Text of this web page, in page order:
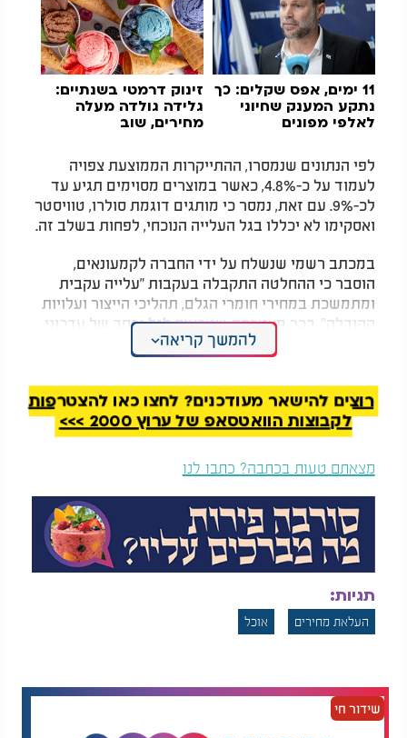
11 ימים, אפס שקלים: כך
נתקע המענק שחיוני
לאלפי מפונים
זינוק דרמטי בשנתיים:
גלידה גולדה מעלה
מחירים, שוב
לפי הנתונים שנמסרו, ההתייקרות הממוצעת צפויה
לעמוד על כ-4.8%, כאשר במוצרים מסוימים תגיע עד
לכ-9%. עם זאת, נמסר כי מותגים דוגמת סולרו, טוויסטר
ואסקימו לא יכללו בגל העלייה הנוכחי, לפחות בשלב זה.
במכתב רשמי שנשלח על ידי החברה לקמעונאים,
הוסבר כי ההחלטה התקבלה בעקבות "עלייה עקבית
ומתמשכת במחירי חומרי הגלם, תהליכי הייצור ועלויות
ההובלה". בכך מצטרפת שטראוס לגל נרחב של עדכוני
מחירים בענף המזון, כאשר יצרנים נוספים כבר הודיעו
על צעדים דומים לקראת סוף השנה האזרחית.
להמשך קריאה
רוצים להישאר מעודכנים? לחצו כאן להצטרפות
לקבוצות הוואטסאפ של ערוץ 2000 >>>
מצאתם טעות בכתבה? כתבו לנו
תגיות:
העלאת מחירים אוכל
שידור חי